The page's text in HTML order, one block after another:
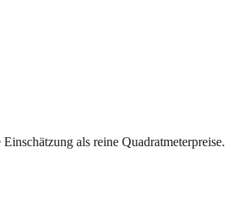
als reine Quadratmeterpreise.